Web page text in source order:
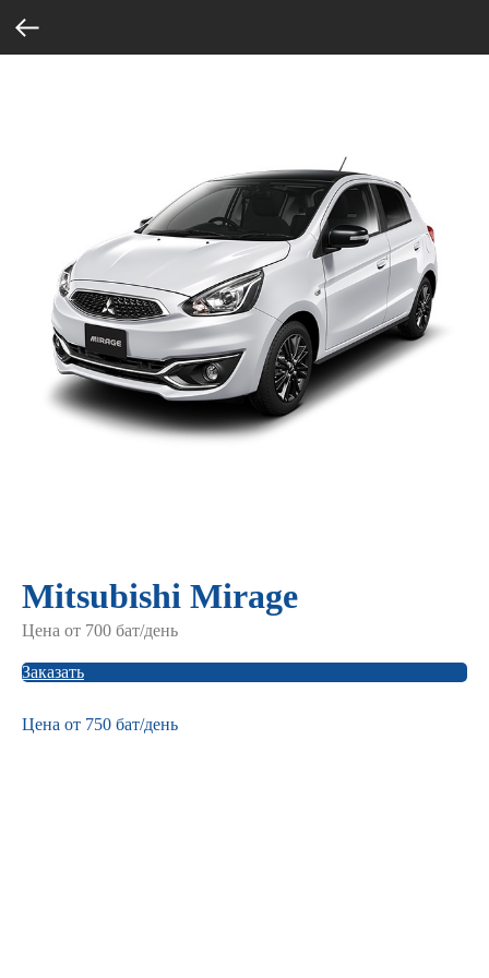
Mitsubishi Mirage
Цена от 700 бат/день
Заказать
Цена от 750 бат/день